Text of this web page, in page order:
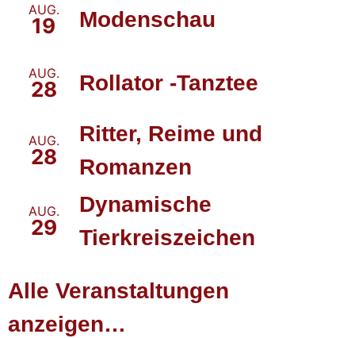
AUG.
19 Modenschau
AUG.
28 Rollator -Tanztee
AUG.
28
Ritter, Reime und
Romanzen
AUG.
29
Dynamische
Tierkreiszeichen
Alle Veranstaltungen
anzeigen…